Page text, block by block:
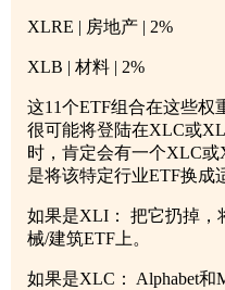
XLRE | 房地产 | 2%
XLB | 材料 | 2%
这11个ETF组合在这些权
很可能将登陆在XLC或
时，肯定会有一个XLC或
是将该特定行业ETF换成
如果是XLI： 把它扔掉，
械/建筑ETF上。
如果是XLC： Alphabet和